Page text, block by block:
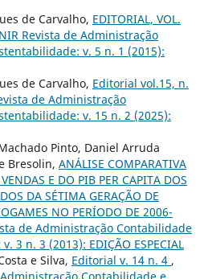
de Carvalho, EDITORIAL, VOL.
Revista de Administração
v. 5 n. 1 (2015):
de Carvalho, Editorial vol.15, n.
de Administração
v. 15 n. 2 (2025):
Pinto, Daniel Arruda
Bresolin, ANÁLISE COMPARATIVA
E DO PIB PER CAPITA DOS
DA SÉTIMA GERAÇÃO DE
NO PERÍODO DE 2006-
de Administração Contabilidade
3 n. 3 (2013): EDIÇÃO ESPECIAL
e Silva, Editorial v. 14 n. 4 ,
Administração Contabilidade e